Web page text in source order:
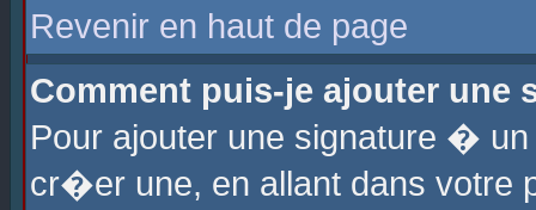
Revenir en haut de page
Comment puis-je ajouter une
Pour ajouter une signature �
cr�er une, en allant dans